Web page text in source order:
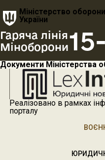
Міністерство оборони
України
Гаряча лінія
Міноборони
Документи Міністерства
Реалізовано в рамках
порталу